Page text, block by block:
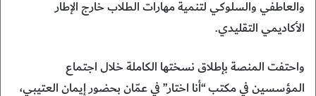
والعاطفي والسلوكي لتنمية مهارات الطلاب خارج الإطار
الأكاديمي التقليدي.
واحتفت المنصة بإطلاق نسختها الكاملة خلال اجتماع
المؤسسين في مكتب “أنا اختار” في عمّان بحضور إيمان العتيبي،